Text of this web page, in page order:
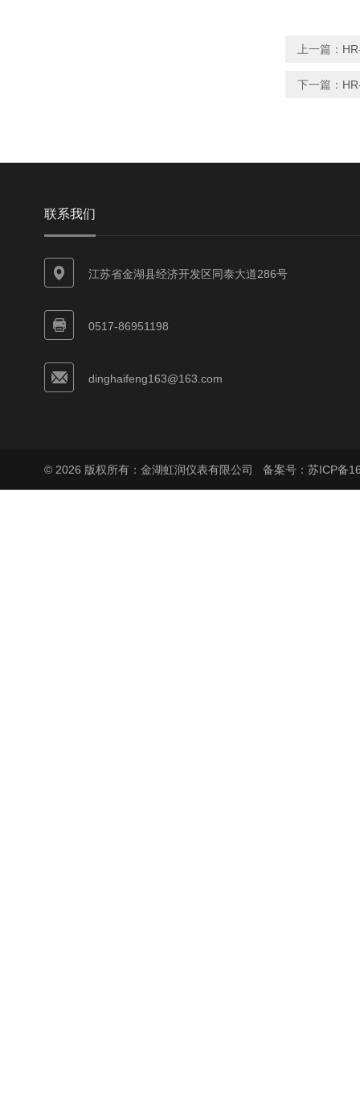
上一篇：
下一篇：
联系我们
江苏省金湖县经济开发区同泰大道286号
0517-86951198
dinghaifeng163@163.com
© 2026 版权所有：金湖虹润仪表有限公司 备案号：苏ICP备